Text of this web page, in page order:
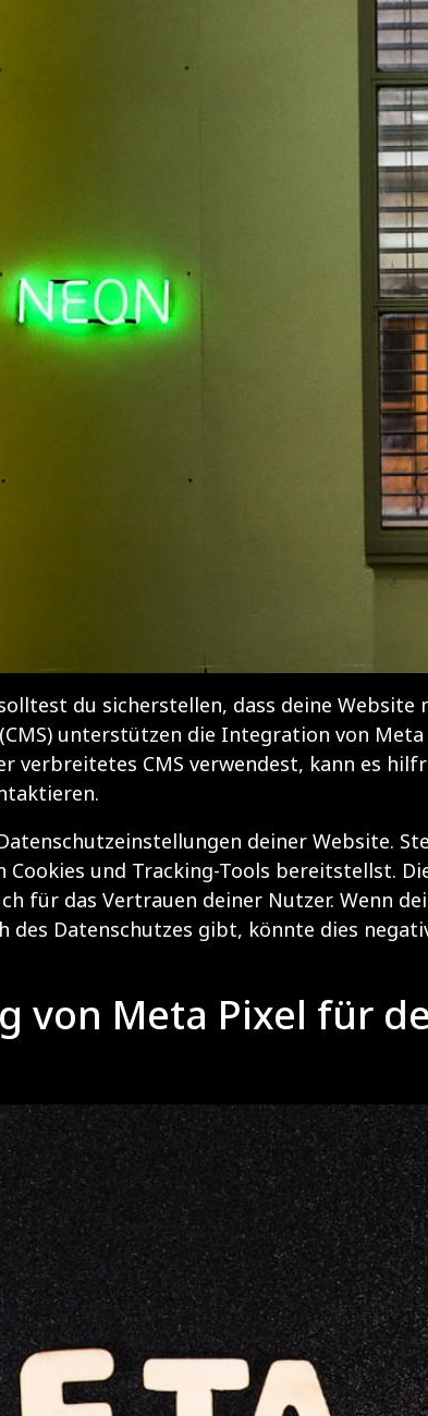
du sicherstellen, dass deine
unterstützen die Integration von
verbreitetes CMS verwendest, kann es
deiner Website.
und Tracking-Tools bereitstellst.
für das Vertrauen deiner Nutzer. Wenn
Datenschutzes gibt, könnte dies
von Meta Pixel für